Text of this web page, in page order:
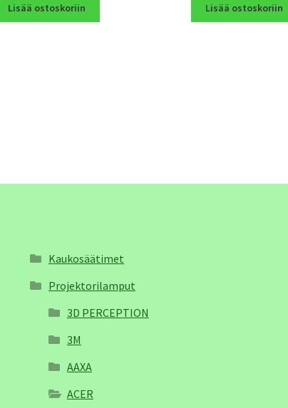
Lisää ostoskoriin Lisää ostoskoriin
Kaukosäätimet
Projektorilamput
3D PERCEPTION
3M
AAXA
ACER